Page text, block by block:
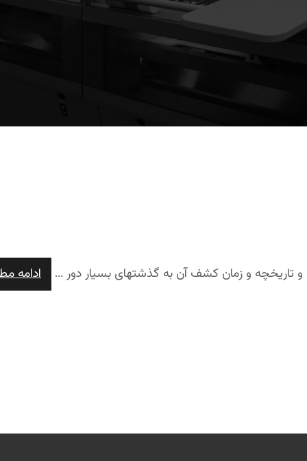
و زمان کشف آن به گذشتهای بسیار دور ... ادامه